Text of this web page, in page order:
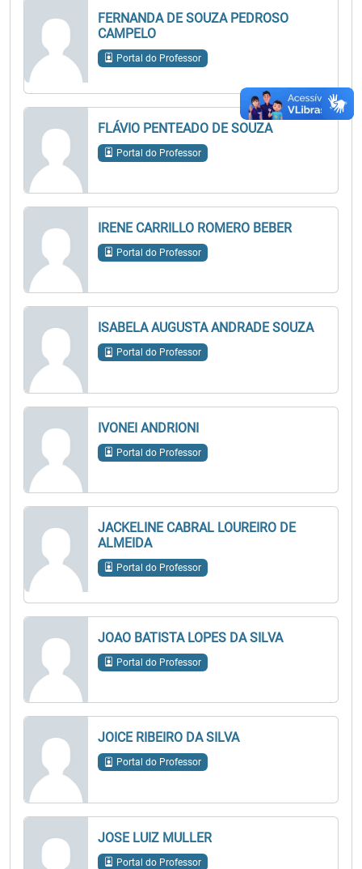
FERNANDA DE SOUZA PEDROSO
CAMPELO
Portal do Professor
FLÁVIO PENTEADO DE SOUZA
Portal do Professor
IRENE CARRILLO ROMERO BEBER
Portal do Professor
ISABELA AUGUSTA ANDRADE SOUZA
Portal do Professor
IVONEI ANDRIONI
Portal do Professor
JACKELINE CABRAL LOUREIRO DE
ALMEIDA
Portal do Professor
JOAO BATISTA LOPES DA SILVA
Portal do Professor
JOICE RIBEIRO DA SILVA
Portal do Professor
JOSE LUIZ MULLER
Portal do Professor